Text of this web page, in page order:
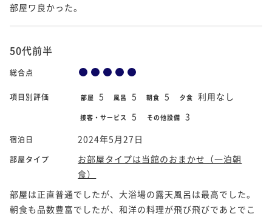
部屋ワ良かった。
50代前半
総合点
項目別評価 部屋 5 風呂 5 朝食 5 夕食 利用なし
接客・サービス 5 その他設備 3
宿泊日 2024年5月27日
部屋タイプ
お部屋タイプは当館のおまかせ（一泊朝
食）
部屋は正直普通でしたが、大浴場の露天風呂は最高でした。
朝食も品数豊富でしたが、和洋の料理が飛び飛びであとでこ